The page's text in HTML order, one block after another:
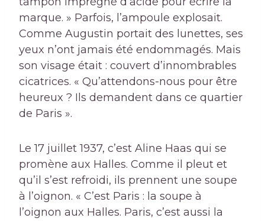
marque. » Parfois, l’ampoule explosait.
Comme Augustin portait des lunettes, ses
yeux n’ont jamais été endommagés. Mais
son visage était : couvert d’innombrables
cicatrices. « Qu’attendons-nous pour être
heureux ? Ils demandent dans ce quartier
de Paris ».
Le 17 juillet 1937, c’est Aline Haas qui se
promène aux Halles. Comme il pleut et
qu’il s’est refroidi, ils prennent une soupe
à l’oignon. « C’est Paris : la soupe à
l’oignon aux Halles. Paris, c’est aussi la